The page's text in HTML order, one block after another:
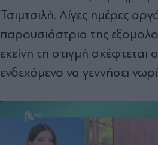
Τσιμτσιλή. Λίγες ημέρες
παρουσιάστρια της
εκείνη τη στιγμή σκέφτεται
ενδεχόμενο να γεννήσει